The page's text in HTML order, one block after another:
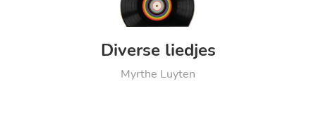
Diverse liedjes
Myrthe Luyten